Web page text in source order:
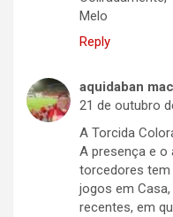
Melo
Reply
aquidaban
21 de outubro
A Torcida
A presença e o
torcedores tem
jogos em
recentes, em